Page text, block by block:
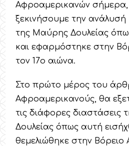
Αφροαμερικανών σήμερα,
ξεκινήσουμε την
της Μαύρης Δουλείας
και εφαρμόστηκε στην
τον 17ο αιώνα.
Στο πρώτο μέρος του
Αφροαμερικανούς, θα
τις διάφορες διαστάσεις
Δουλείας όπως αυτή
θεμελιώθηκε στην Βόρειο